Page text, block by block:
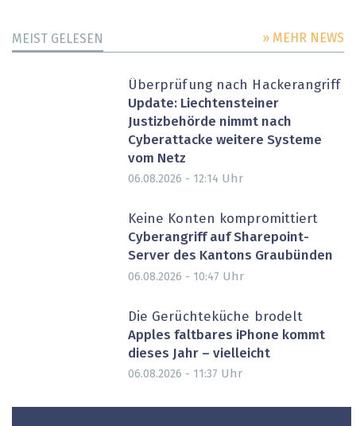
MEIST GELESEN » MEHR NEWS
Überprüfung nach Hackerangriff
Update: Liechtensteiner
Justizbehörde nimmt nach
Cyberattacke weitere Systeme
vom Netz
06.08.2026 - 12:14 Uhr
Keine Konten kompromittiert
Cyberangriff auf Sharepoint-
Server des Kantons Graubünden
06.08.2026 - 10:47 Uhr
Die Gerüchteküche brodelt
Apples faltbares iPhone kommt
dieses Jahr – vielleicht
06.08.2026 - 11:37 Uhr